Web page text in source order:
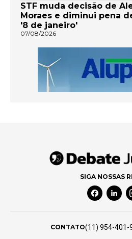
STF muda decisão de
Moraes e diminui pena
'8 de janeiro'
07/08/2026
SIGA NOSSAS
Facebook
CONTATO(11) 954-401-